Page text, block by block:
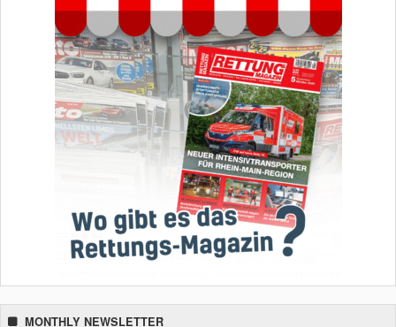
MONTHLY NEWSLETTER